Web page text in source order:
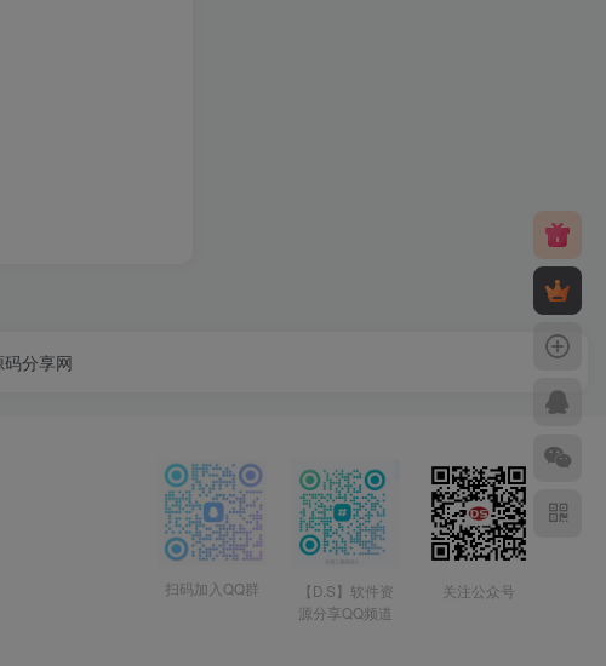
码分享网
扫码加入QQ群
【D.S】软件资
源分享QQ频道
关注公众号